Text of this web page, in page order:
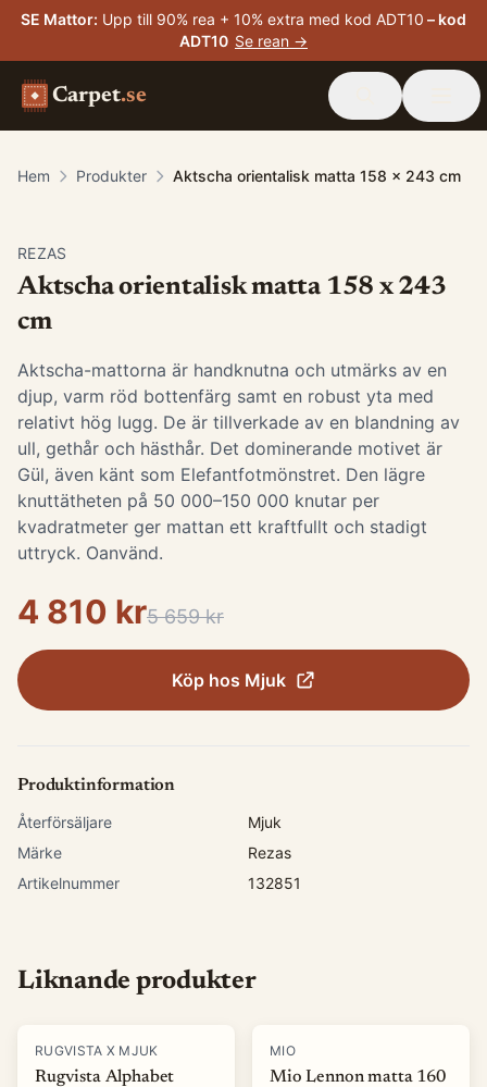
SE Mattor: Upp till 90% rea + 10% extra med kod ADT10 – kod
ADT10 Se rean →
Carpet.se
Hem Produkter Aktscha orientalisk matta 158 x 243 cm
REZAS
Aktscha orientalisk matta 158 x 243
cm
Aktscha-mattorna är handknutna och utmärks av en
djup, varm röd bottenfärg samt en robust yta med
relativt hög lugg. De är tillverkade av en blandning av
ull, gethår och hästhår. Det dominerande motivet är
Gül, även känt som Elefantfotmönstret. Den lägre
knuttätheten på 50 000–150 000 knutar per
kvadratmeter ger mattan ett kraftfullt och stadigt
uttryck. Oanvänd.
4 810 kr5 659 kr
Köp hos Mjuk
Produktinformation
Återförsäljare
Mjuk
Märke
Rezas
Artikelnummer
132851
Liknande produkter
-15%
RUGVISTA X MJUK
Rugvista Alphabet
-40%
MIO
Mio Lennon matta 160